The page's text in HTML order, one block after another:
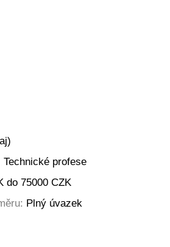
profese
do 75000 CZK
Plný úvazek